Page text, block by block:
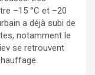
–15 °C et –20
a déjà subi de
notamment le
se retrouvent